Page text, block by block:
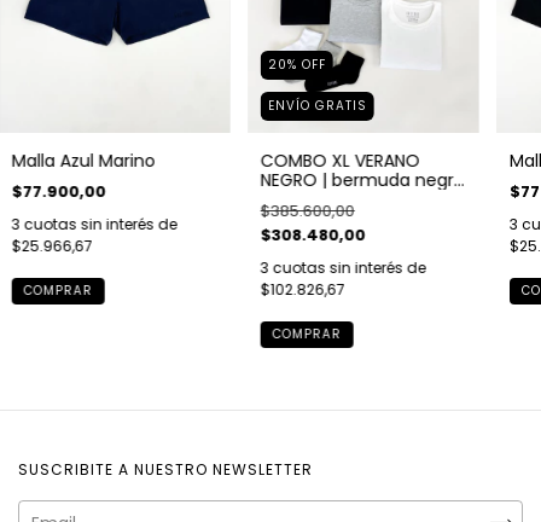
Malla Azul Marino
$77.900,00
3 cuotas sin interés de
$25.966,67
COMPRAR
20% OFF
ENVÍO GRATIS
COMBO XL VERANO
NEGRO | bermuda negra
| malla negra | 3
remeras | bóxer negro |
gorra negra | pack de
medias x3
$385.600,00
$308.480,00
3 cuotas sin interés de
$102.826,67
COMPRAR
3
SUSCRIBITE A NUESTRO NEWSLETTER